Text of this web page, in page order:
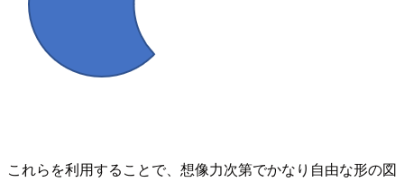
これらを利用することで、想像力次第でかなり自由な形の図